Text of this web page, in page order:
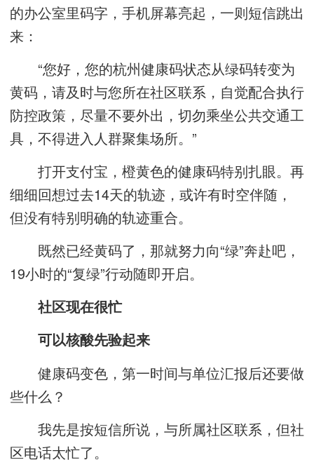
的办公室里码字，手机屏幕亮起，一则短信跳出
来：
“您好，您的杭州健康码状态从绿码转变为
黄码，请及时与您所在社区联系，自觉配合执行
防控政策，尽量不要外出，切勿乘坐公共交通工
具，不得进入人群聚集场所。”
打开支付宝，橙黄色的健康码特别扎眼。再
细细回想过去14天的轨迹，或许有时空伴随，
但没有特别明确的轨迹重合。
既然已经黄码了，那就努力向“绿”奔赴吧，
19小时的“复绿”行动随即开启。
社区现在很忙
可以核酸先验起来
健康码变色，第一时间与单位汇报后还要做
些什么？
我先是按短信所说，与所属社区联系，但社
区电话太忙了。